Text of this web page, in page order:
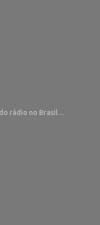
rádio no Brasil…